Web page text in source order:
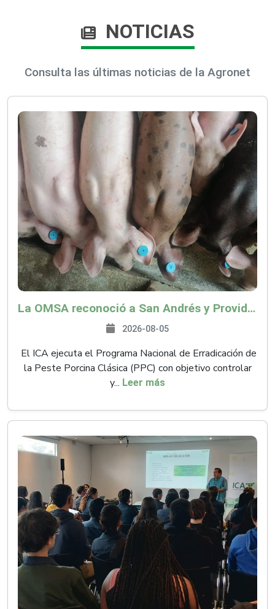
NOTICIAS
Consulta las últimas noticias de la Agronet
La OMSA reconoció a San Andrés y Providencia como zona libre de Peste Porcina Clásica (PPC)
2026-08-05
El ICA ejecuta el Programa Nacional de Erradicación de
la Peste Porcina Clásica (PPC) con objetivo controlar
y... Leer más